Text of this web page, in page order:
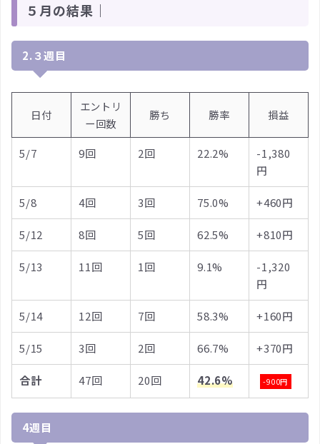
５月の結果｜
2.３週目
日付
エントリ
ー回数
勝ち 勝率 損益
5/7 9回 2回 22.2%
-1,380
円
5/8 4回 3回 75.0% +460円
5/12 8回 5回 62.5% +810円
5/13 11回 1回 9.1%
-1,320
円
5/14 12回 7回 58.3% +160円
5/15 3回 2回 66.7% +370円
合計 47回 20回 42.6% -900円
4週目